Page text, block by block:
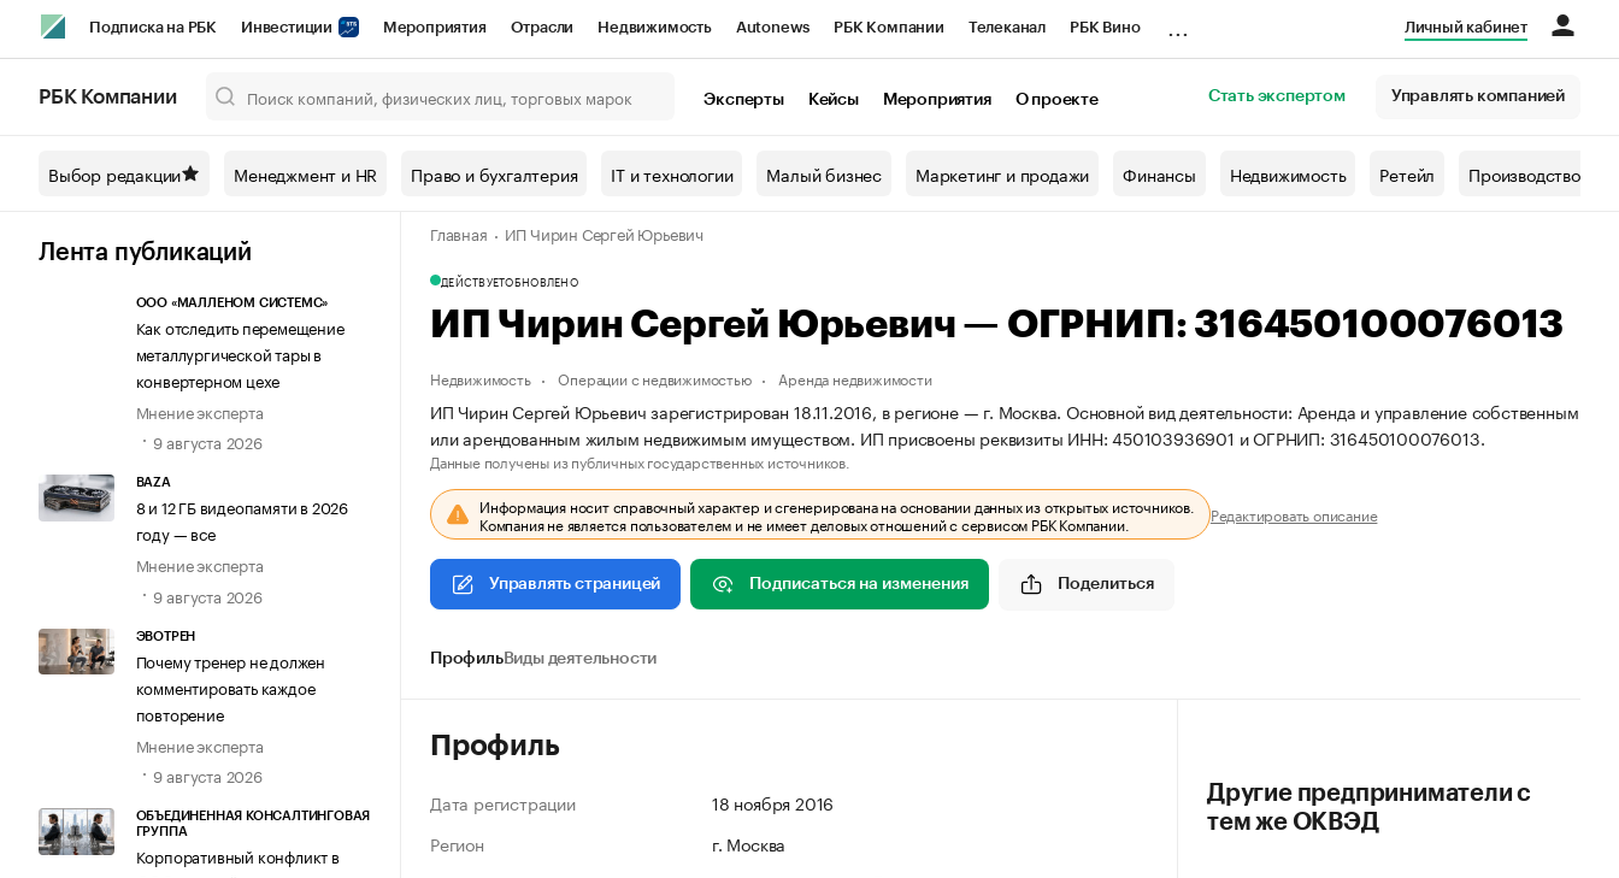
Подписка на РБК Инвестиции Мероприятия Отрасли Недвижимость Autonews РБК Компании Телеканал РБК Вино
Спецпроекты СПб Конференции СПб Спецпроекты Проверка контрагентов
Технологии и медиа Рынок наличной валюты
Личный кабинет
РБК Компании Эксперты Кейсы Мероприятия О проекте Стать экспертом Управлять компанией
Выбор редакции Менеджмент и HR Право и бухгалтерия IT и технологии Малый бизнес Маркетинг и продажи Финансы Недвижимость Ретейл Производство
Лента публикаций
ООО «МАЛЛЕНОМ СИСТЕМС»
Как отследить перемещение
металлургической тары в
конвертерном цехе
Мнение эксперта
9 августа 2026
BAZA
8 и 12 ГБ видеопамяти в 2026
году — все
Мнение эксперта
9 августа 2026
ЭВОТРЕН
Почему тренер не должен
комментировать каждое
повторение
Мнение эксперта
9 августа 2026
ОБЪЕДИНЕННАЯ КОНСАЛТИНГОВАЯ
ГРУППА
Корпоративный конфликт в
Главная ИП Чирин Сергей Юрьевич
ДЕЙСТВУЕТОБНОВЛЕНО
ИП Чирин Сергей Юрьевич — ОГРНИП: 316450100076013
Недвижимость Операции с недвижимостью Аренда недвижимости
ИП Чирин Сергей Юрьевич зарегистрирован 18.11.2016, в регионе — г. Москва. Основной вид деятельности: Аренда и управление собственным
или арендованным жилым недвижимым имуществом. ИП присвоены реквизиты ИНН: 450103936901 и ОГРНИП: 316450100076013.
Данные получены из публичных государственных источников.
Информация носит справочный характер и сгенерирована на основании данных из открытых источников.
Компания не является пользователем и не имеет деловых отношений с сервисом РБК Компании. Редактировать описание
Управлять страницей Подписаться на изменения Поделиться
ПрофильВиды деятельности
Профиль
Дата регистрации
18 ноября 2016
Регион
г. Москва
Другие предприниматели с
тем же ОКВЭД